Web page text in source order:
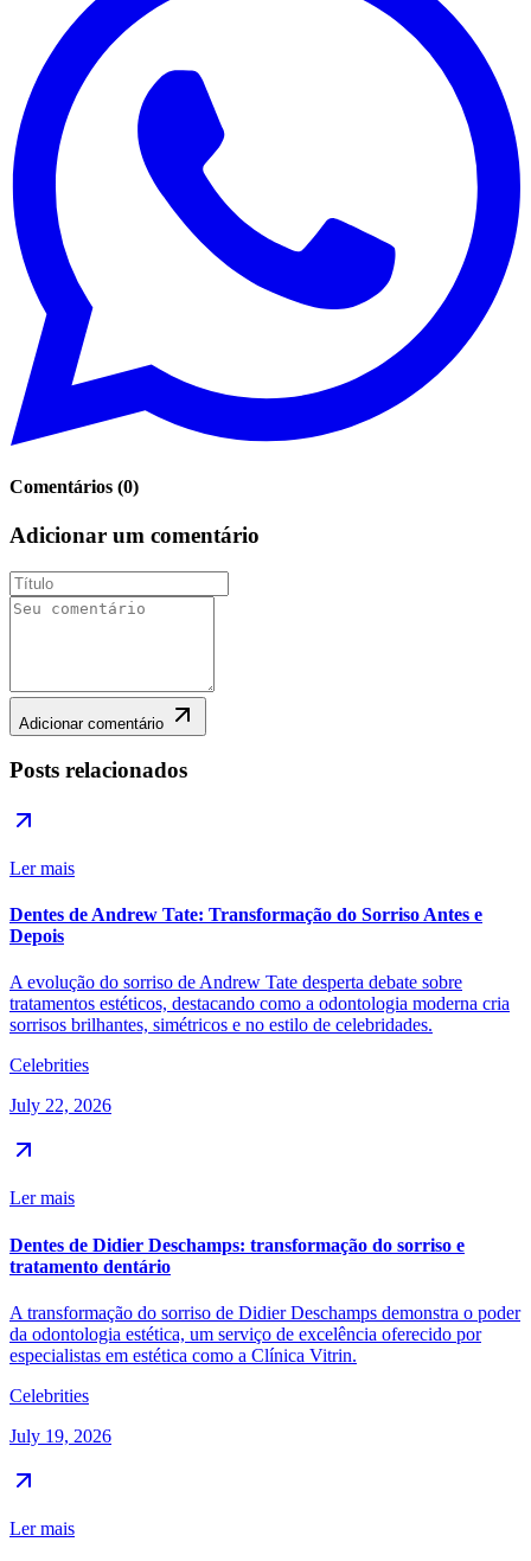
Comentários (0)
Adicionar um comentário
Adicionar comentário
Posts relacionados
Ler mais
Dentes de Andrew Tate: Transformação do Sorriso Antes e
Depois
A evolução do sorriso de Andrew Tate desperta debate sobre
tratamentos estéticos, destacando como a odontologia moderna cria
sorrisos brilhantes, simétricos e no estilo de celebridades.
Celebrities
July 22, 2026
Ler mais
Dentes de Didier Deschamps: transformação do sorriso e
tratamento dentário
A transformação do sorriso de Didier Deschamps demonstra o poder
da odontologia estética, um serviço de excelência oferecido por
especialistas em estética como a Clínica Vitrin.
Celebrities
July 19, 2026
Ler mais